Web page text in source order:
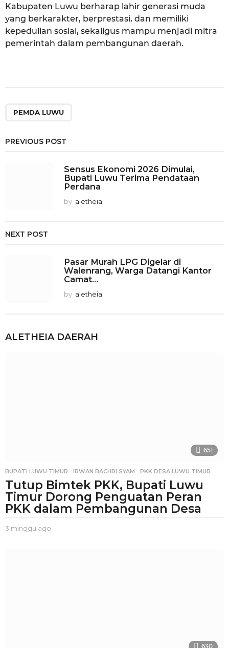
Kabupaten Luwu berharap lahir generasi muda
yang berkarakter, berprestasi, dan memiliki
kepedulian sosial, sekaligus mampu menjadi mitra
pemerintah dalam pembangunan daerah.
PEMDA LUWU
PREVIOUS POST
Sensus Ekonomi 2026 Dimulai,
Bupati Luwu Terima Pendataan
Perdana
by aletheia
NEXT POST
Pasar Murah LPG Digelar di
Walenrang, Warga Datangi Kantor
Camat...
by aletheia
ALETHEIA DAERAH
651
BUPATI LUWU TIMUR ,IRWAN BACHRI SYAM ,PKK DESA LUWU TIMUR
Tutup Bimtek PKK, Bupati Luwu
Timur Dorong Penguatan Peran
PKK dalam Pembangunan Desa
3 minggu ago
630